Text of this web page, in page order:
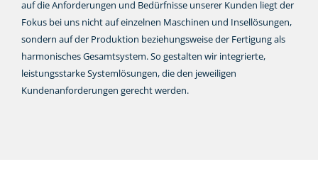
auf die Anforderungen und Bedürfnisse unserer Kunden liegt der
Fokus bei uns nicht auf einzelnen Maschinen und Insellösungen,
sondern auf der Produktion beziehungsweise der Fertigung als
harmonisches Gesamtsystem. So gestalten wir integrierte,
leistungsstarke Systemlösungen, die den jeweiligen
Kundenanforderungen gerecht werden.